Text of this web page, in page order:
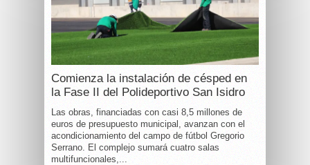
Comienza la instalación de césped en
la Fase II del Polideportivo San Isidro
Las obras, financiadas con casi 8,5 millones de
euros de presupuesto municipal, avanzan con el
acondicionamiento del campo de fútbol Gregorio
Serrano. El complejo sumará cuatro salas
multifuncionales,...